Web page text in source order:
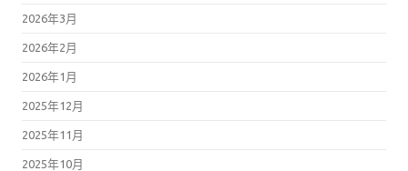
2026年3月
2026年2月
2026年1月
2025年12月
2025年11月
2025年10月